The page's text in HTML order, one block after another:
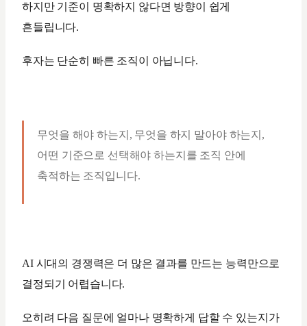
하지만 기준이 명확하지 않다면 방향이 쉽게
흔들립니다.
후자는 단순히 빠른 조직이 아닙니다.
무엇을 해야 하는지, 무엇을 하지 말아야 하는지,
어떤 기준으로 선택해야 하는지를 조직 안에
축적하는 조직입니다.
AI 시대의 경쟁력은 더 많은 결과를 만드는 능력만으로
결정되기 어렵습니다.
오히려 다음 질문에 얼마나 명확하게 답할 수 있는지가